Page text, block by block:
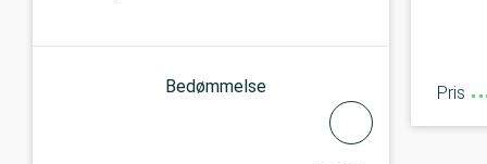
Bedømmelse Pris